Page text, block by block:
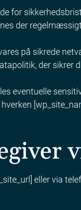
for
der
på sikrede
der
eventuelle
eller via